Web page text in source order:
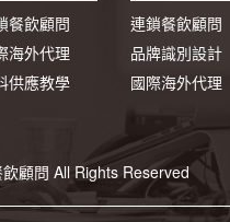
餐飲顧問
海外代理
供應教學
連鎖餐飲顧問
品牌識別設計
國際海外代理
顧問 All Rights Reserved